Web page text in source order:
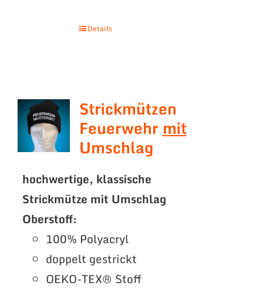
Details
Strickmützen
Feuerwehr mit
Umschlag
hochwertige, klassische
Strickmütze mit Umschlag
Oberstoff:
100% Polyacryl
doppelt gestrickt
OEKO-TEX® Stoff